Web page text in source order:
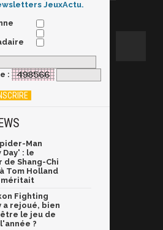
JeuxActu.
:
Man
Day' : le
Shang-Chi
Tom Holland
méritait
Fighting
a rejoué, bien
le jeu de
?